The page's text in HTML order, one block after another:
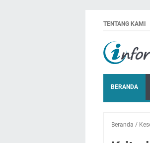
TENTANG KAMI
BERANDA
Beranda /